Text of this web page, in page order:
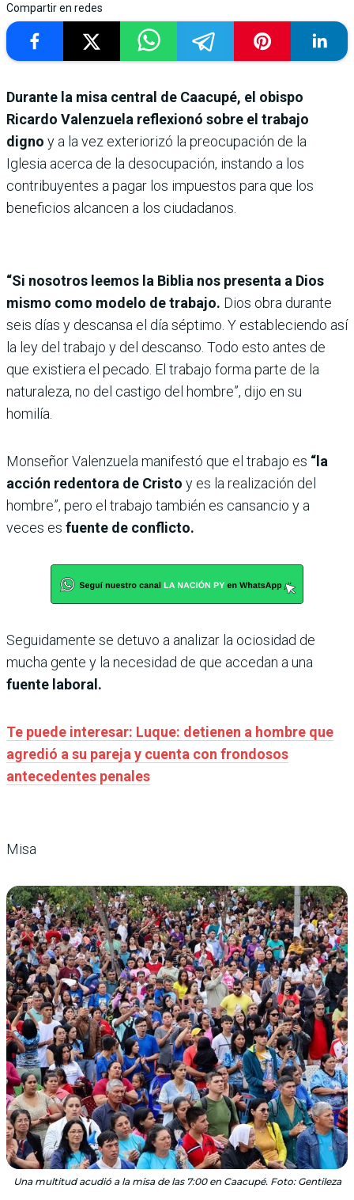
Compartir en redes
Durante la misa central de Caacupé, el obispo
Ricardo Valenzuela reflexionó sobre el trabajo
digno y a la vez exteriorizó la preocupación de la
Iglesia acerca de la desocupación, instando a los
contribuyentes a pagar los impuestos para que los
beneficios alcancen a los ciudadanos.
“Si nosotros leemos la Biblia nos presenta a Dios
mismo como modelo de trabajo. Dios obra durante
seis días y descansa el día séptimo. Y estableciendo así
la ley del trabajo y del descanso. Todo esto antes de
que existiera el pecado. El trabajo forma parte de la
naturaleza, no del castigo del hombre”, dijo en su
homilía.
Monseñor Valenzuela manifestó que el trabajo es “la
acción redentora de Cristo y es la realización del
hombre”, pero el trabajo también es cansancio y a
veces es fuente de conflicto.
Seguidamente se detuvo a analizar la ociosidad de
mucha gente y la necesidad de que accedan a una
fuente laboral.
Te puede interesar: Luque: detienen a hombre que
agredió a su pareja y cuenta con frondosos
antecedentes penales
Misa
Una multitud acudió a la misa de las 7:00 en Caacupé. Foto: Gentileza